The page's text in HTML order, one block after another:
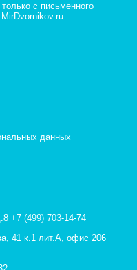
с письменного
данных
+7 (499) 703-14-74
41 к.1 лит.А, офис 206